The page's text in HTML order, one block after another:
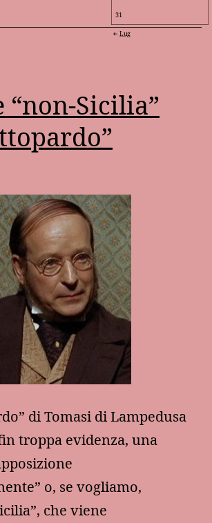
“non-Sicilia”
di Tomasi di Lampedusa
troppa evidenza, una
o, se vogliamo,
che viene
31
Lug